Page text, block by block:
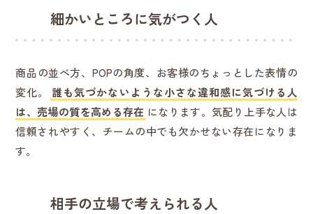
細かいところに気がつく人
商品の並べ方、POPの角度、お客様のちょっとした表情の
変化。
誰も気づかないような小さな違和感に気づける人
は、売場の質を高める存在 になります。気配り上手な人は
信頼されやすく、チームの中でも欠かせない存在になりま
す。
相手の立場で考えられる人